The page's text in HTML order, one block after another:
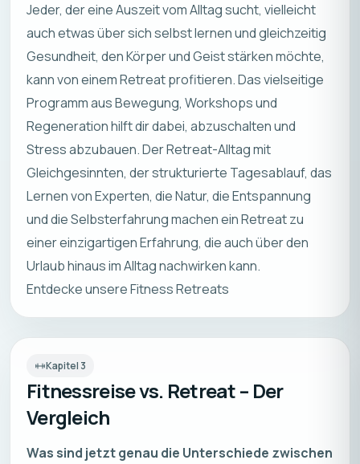
Jeder, der eine Auszeit vom Alltag sucht, vielleicht
auch etwas über sich selbst lernen und gleichzeitig
Gesundheit, den Körper und Geist stärken möchte,
kann von einem Retreat profitieren. Das vielseitige
Programm aus Bewegung, Workshops und
Regeneration hilft dir dabei, abzuschalten und
Stress abzubauen. Der Retreat-Alltag mit
Gleichgesinnten, der strukturierte Tagesablauf, das
Lernen von Experten, die Natur, die Entspannung
und die Selbsterfahrung machen ein Retreat zu
einer einzigartigen Erfahrung, die auch über den
Urlaub hinaus im Alltag nachwirken kann.
Entdecke unsere Fitness Retreats
Kapitel 3
Fitnessreise vs. Retreat – Der
Vergleich
Was sind jetzt genau die Unterschiede zwischen